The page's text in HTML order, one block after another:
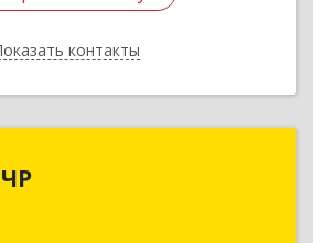
контакты
Назад
Респ, Грозный г, Путина пр-